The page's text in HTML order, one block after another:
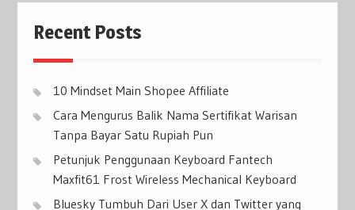
Recent Posts
10 Mindset Main Shopee Affiliate
Cara Mengurus Balik Nama Sertifikat Warisan
Tanpa Bayar Satu Rupiah Pun
Petunjuk Penggunaan Keyboard Fantech
Maxfit61 Frost Wireless Mechanical Keyboard
Bluesky Tumbuh Dari User X dan Twitter yang